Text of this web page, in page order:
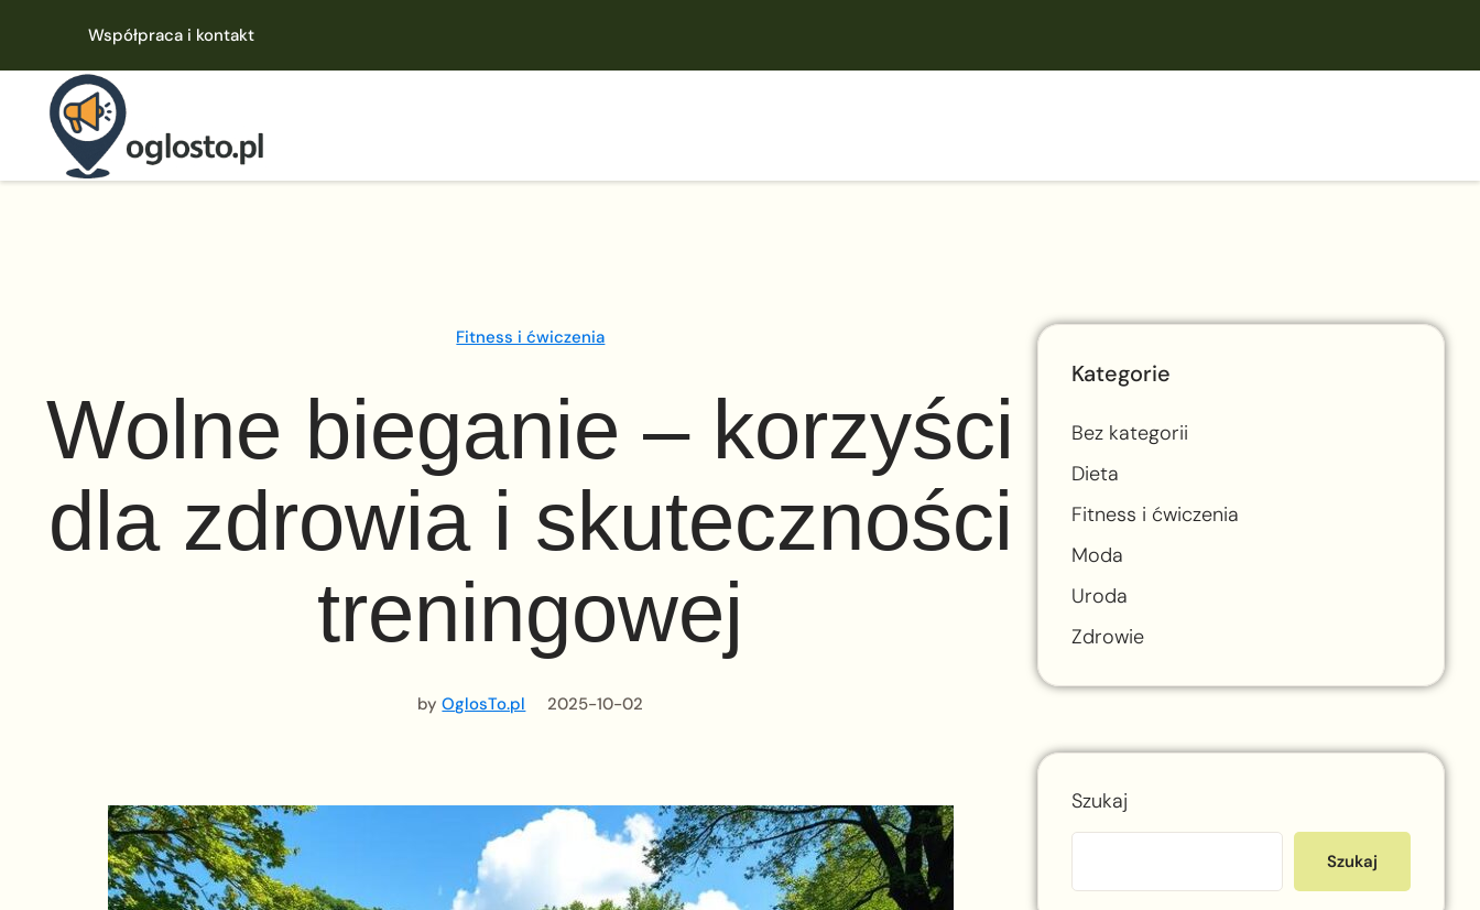
Współpraca i kontakt
Fitness i ćwiczenia
Wolne bieganie – korzyści
dla zdrowia i skuteczności
treningowej
byOglosTo.pl 2025-10-02
Kategorie
Bez kategorii
Dieta
Fitness i ćwiczenia
Moda
Uroda
Zdrowie
Szukaj
Szukaj